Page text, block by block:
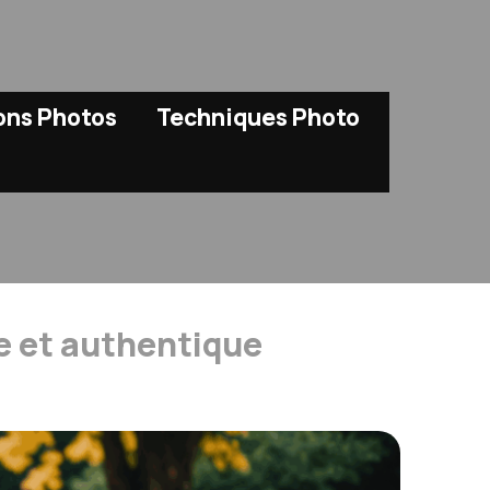
Photos Techniques Photo
et authentique